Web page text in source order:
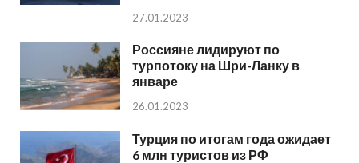
27.01.2023
Россияне лидируют по
турпотоку на Шри-Ланку в
январе
26.01.2023
Турция по итогам года ожидает
6 млн туристов из РФ